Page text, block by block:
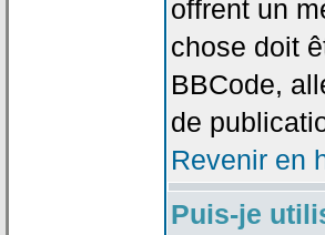
offrent un
chose doit
BBCode,
de
Revenir en
Puis-je